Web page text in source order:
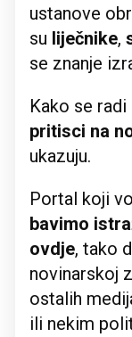
ustanove
su liječnike,
se znanje
Kako se
pritisci na
ukazuju.
Portal koji
bavimo
ovdje, tako
novinarskoj
ostalih
ili nekim